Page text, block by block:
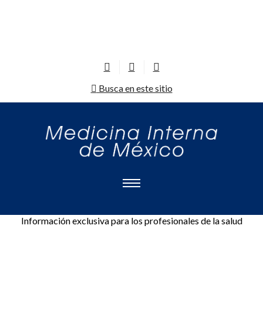
Busca en este sitio
Información exclusiva para los profesionales de la salud